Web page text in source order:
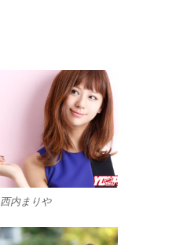
西内まりや